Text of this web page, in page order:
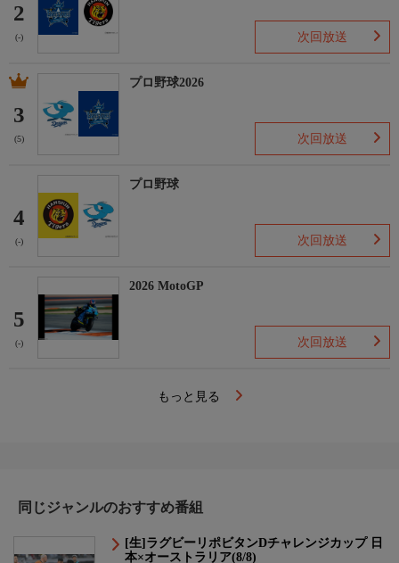
2
(-) 次回放送
3
(5)
プロ野球2026
次回放送
4
(-)
プロ野球
次回放送
5
(-)
2026 MotoGP
次回放送
もっと見る
同じジャンルのおすすめ番組
[生]ラグビーリポビタンDチャレンジカップ 日
本×オーストラリア(8/8)